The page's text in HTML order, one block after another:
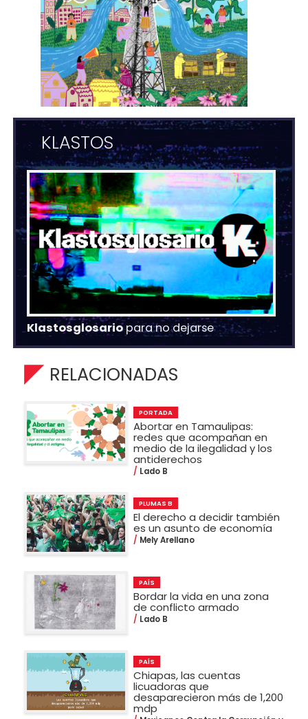
KLASTOS
Klastosglosariopara no dejarse
RELACIONADAS
PORTADA
Abortar en Tamaulipas:
redes que acompañan en
medio de la ilegalidad y los
antiderechos
Lado B
PLUMAS B
El derecho a decidir también
es un asunto de economía
Mely Arellano
PAÍS
Bordar la vida en una zona
de conflicto armado
Lado B
PAÍS
Chiapas, las cuentas
licuadoras que
desaparecieron más de 1,200
mdp